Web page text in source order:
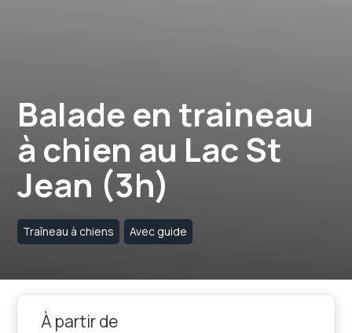
Balade en traineau
à chien au Lac St
Jean (3h)
Traîneau à chiens Avec guide
À partir de